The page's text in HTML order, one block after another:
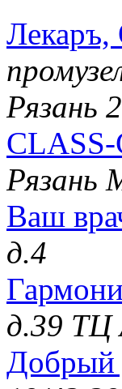
Рязань
Рязань
Ваш
д.4
д.39 ТЦ
Добрый